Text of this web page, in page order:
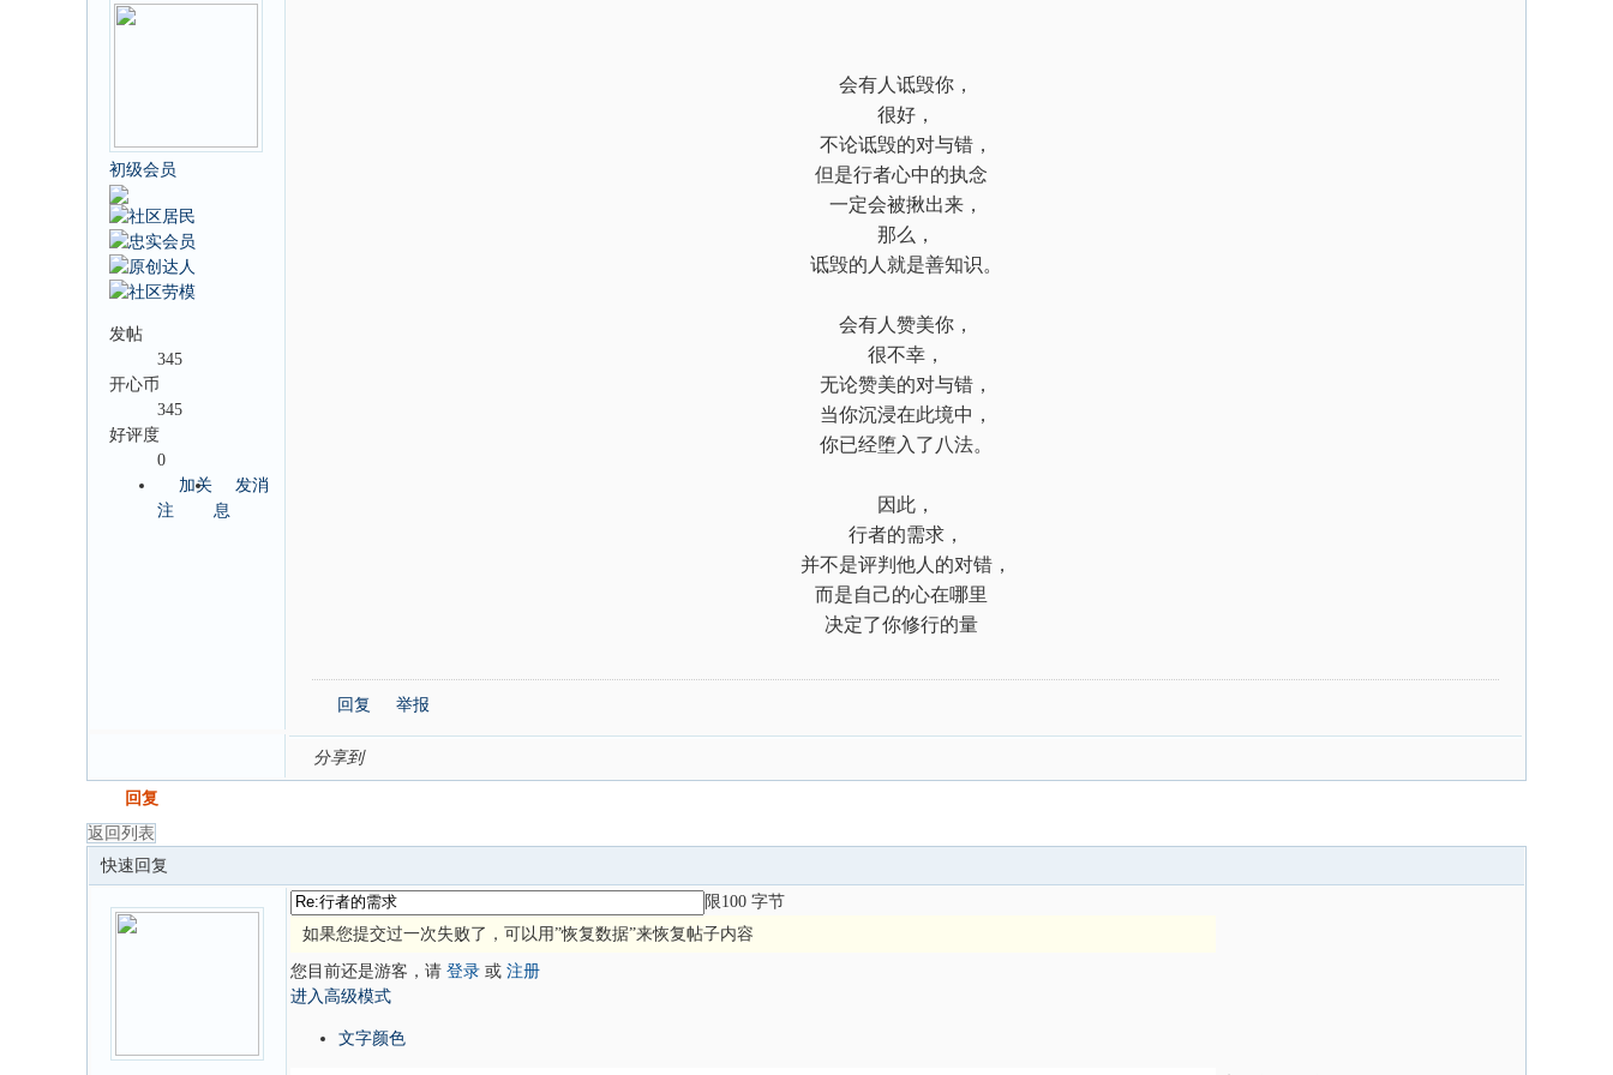
初级会员
发帖
345
开心币
345
好评度
0
加关
注
发消
息
会有人诋毁你，
很好，
不论诋毁的对与错，
但是行者心中的执念
一定会被揪出来，
那么，
诋毁的人就是善知识。
会有人赞美你，
很不幸，
无论赞美的对与错，
当你沉浸在此境中，
你已经堕入了八法。
因此，
行者的需求，
并不是评判他人的对错，
而是自己的心在哪里
决定了你修行的量
回复 举报
分享到
回复
返回列表
快速回复
限100 字节
如果您提交过一次失败了，可以用”恢复数据”来恢复帖子内容
您目前还是游客，请 登录 或 注册
进入高级模式
文字颜色